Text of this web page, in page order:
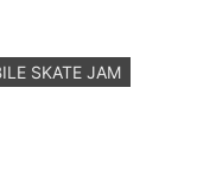
SKATE JAM